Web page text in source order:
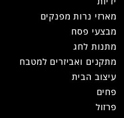
מארזי נרות מפנקים
מבצעי פסח
מתנות לחג
מתקנים ואביזרים למטבח
עיצוב הבית
פחים
פרזול